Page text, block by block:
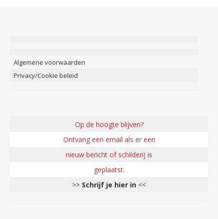
Algemene voorwaarden
Privacy/Cookie beleid
Op de hoogte blijven?
Ontvang een email als er een
nieuw bericht of schilderij is
geplaatst.
>> Schrijf je hier in <<